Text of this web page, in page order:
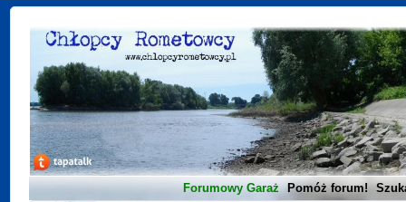
Forumowy Garaż Pomóż forum!